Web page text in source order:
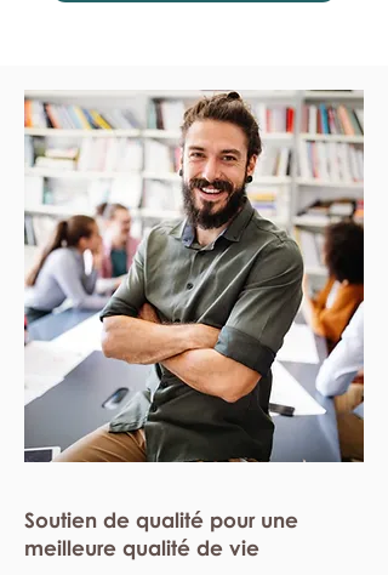
Soutien de qualité pour une
meilleure qualité de vie